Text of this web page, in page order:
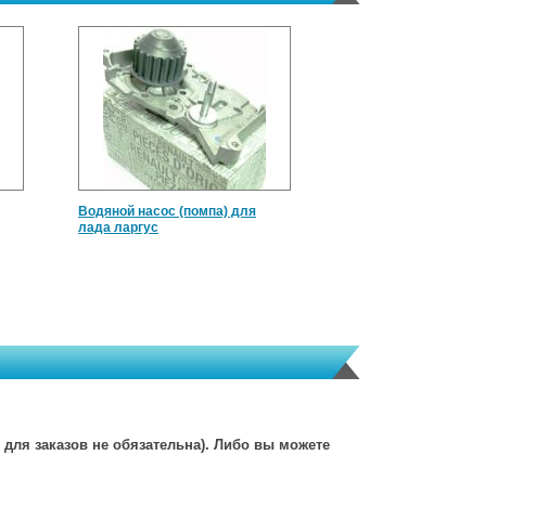
Водяной насос (помпа) для
лада ларгус
для заказов не обязательна). Либо вы можете